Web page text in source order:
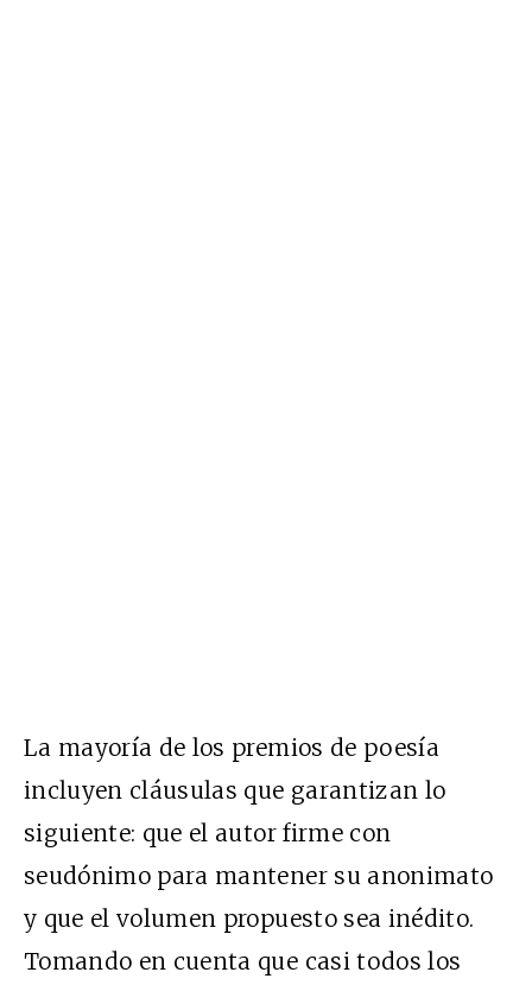
La mayoría de los premios de poesía
incluyen cláusulas que garantizan lo
siguiente: que el autor firme con
seudónimo para mantener su anonimato
y que el volumen propuesto sea inédito.
Tomando en cuenta que casi todos los